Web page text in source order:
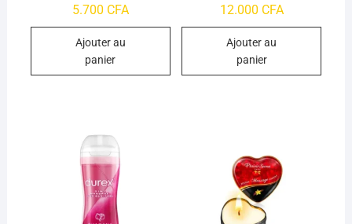
4.45
5.700 CFA
Ajouter au
panier
4.55
12.000 CFA
Ajouter au
panier